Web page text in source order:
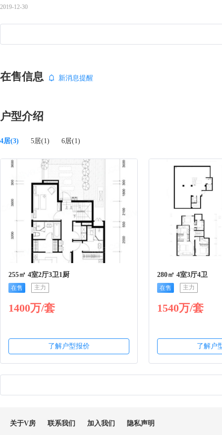
2019-12-30
在售信息 新消息提醒
户型介绍
4居(3) 5居(1) 6居(1)
255㎡ 4室2厅3卫1厨
在售 主力
1400万/套
了解户型报价
280㎡ 4室3厅4卫
在售 主力
1540万/套
了解户
关于V房 联系我们 加入我们 隐私声明